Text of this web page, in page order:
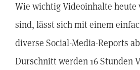
Wie wichtig Videoinhalte heute
sind, lässt sich mit einem
diverse Social-Media-Reports
Durschnitt werden 16 Stunden